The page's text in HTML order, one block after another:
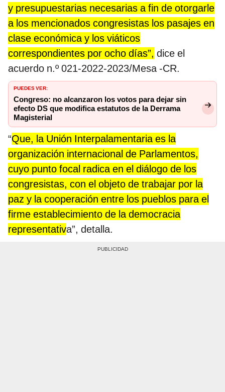
y presupuestarias necesarias a fin de otorgarle
a los mencionados congresistas los pasajes en
clase económica y los viáticos
correspondientes por ocho días”, dice el
acuerdo n.º 021-2022-2023/Mesa -CR.
PUEDES VER:
Congreso: no alcanzaron los votos para dejar sin
efecto DS que modifica estatutos de la Derrama
Magisterial
“Que, la Unión Interpalamentaria es la
organización internacional de Parlamentos,
cuyo punto focal radica en el diálogo de los
congresistas, con el objeto de trabajar por la
paz y la cooperación entre los pueblos para el
firme establecimiento de la democracia
representativa”, detalla.